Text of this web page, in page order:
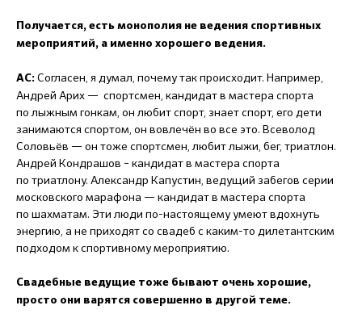
Получается, есть монополия не ведения спортивных
мероприятий, а именно хорошего ведения.
АС: Согласен, я думал, почему так происходит. Например,
Андрей Арих — спортсмен, кандидат в мастера спорта
по лыжным гонкам, он любит спорт, знает спорт, его дети
занимаются спортом, он вовлечён во все это. Всеволод
Соловьёв — он тоже спортсмен, любит лыжи, бег, триатлон.
Андрей Кондрашов – кандидат в мастера спорта
по триатлону. Александр Капустин, ведущий забегов серии
московского марафона — кандидат в мастера спорта
по шахматам. Эти люди по-настоящему умеют вдохнуть
энергию, а не приходят со свадеб с каким-то дилетантским
подходом к спортивному мероприятию.
Свадебные ведущие тоже бывают очень хорошие,
просто они варятся совершенно в другой теме.